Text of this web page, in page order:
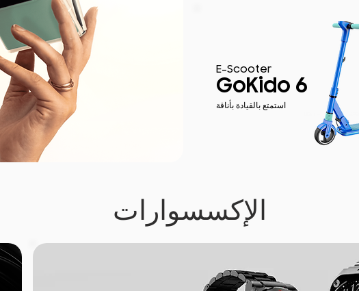
E-Scooter
GoKido 6
استمتع بالقيادة بأناقة
الإكسسوارات